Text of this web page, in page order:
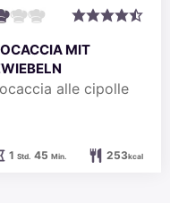
MIT
alle cipolle
1Stunde
Std. 45Minuten
Min. 253kcal